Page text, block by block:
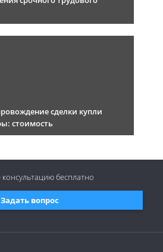
сделки купли
стоимость
Задать вопрос
консультациюбесплатно